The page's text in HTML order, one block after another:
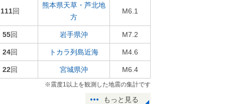
111回
熊本県天草・芦北地
方
M6.1
55回 岩手県沖 M7.2
24回 トカラ列島近海 M4.6
22回 宮城県沖 M6.4
※震度1以上を観測した地震の集計です
もっと見る